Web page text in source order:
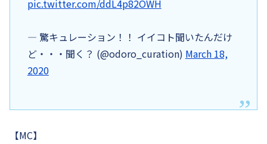
pic.twitter.com/ddL4p82OWH
— 驚キュレーション！！ イイコト聞いたんだけ
ど・・・聞く？ (@odoro_curation) March 18,
2020
【MC】